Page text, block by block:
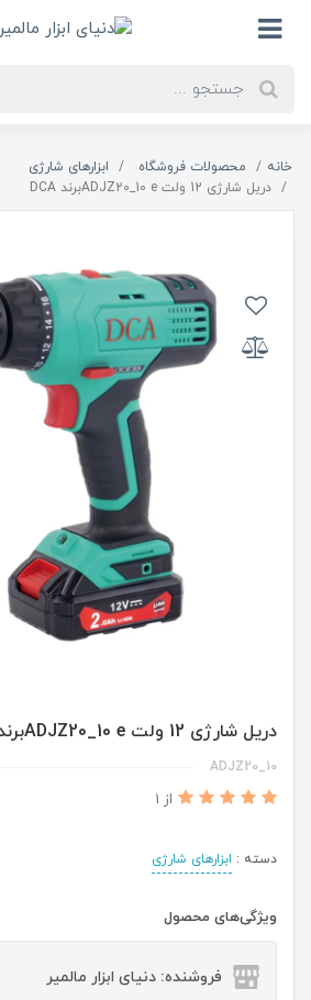
خانه محصولات فروشگاه
ابزارهای شارژی
دریل شارژی 12 ولت ADJZ20_10 eبرند DCA
دریل شارژی 12 ولت ADJZ20_10 eبرند DCA
ADJZ20_10
از 1
دسته : ابزارهای شارژی
ویژگی‌های محصول
فروشنده: دنیای ابزار مالمیر